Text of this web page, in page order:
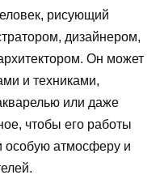
рисующий
дизайнером,
Он может
и техниками,
или даже
чтобы его работы
особую атмосферу и